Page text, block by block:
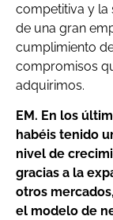
competitiva y la
de una gran
cumplimiento
compromisos
adquirimos.
EM. En los
habéis tenido
nivel de
gracias a la
otros mercados,
el modelo de